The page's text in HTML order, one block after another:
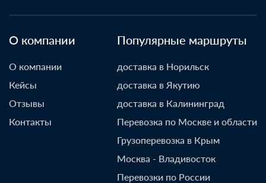
О компании
О компании
Кейсы
Отзывы
Контакты
Популярные маршруты
доставка в Норильск
доставка в Якутию
доставка в Калининград
Перевозка по Москве и области
Грузоперевозка в Крым
Москва - Владивосток
Перевозки по России